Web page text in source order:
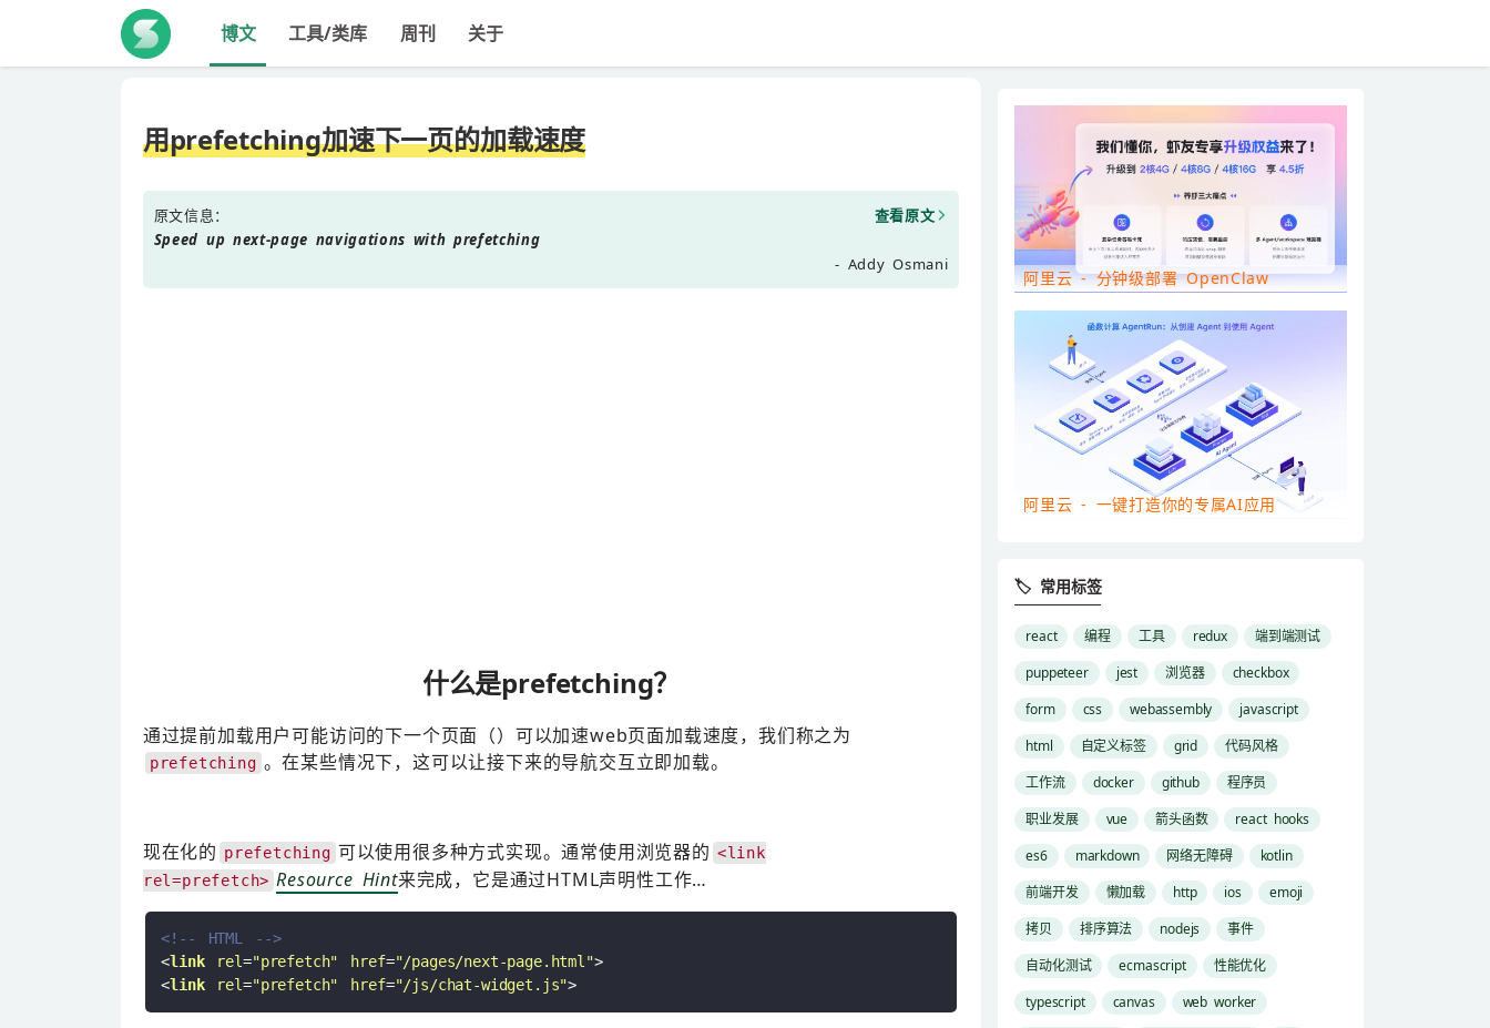
博文 工具/类库 周刊 关于
用prefetching加速下一页的加载速度
原文信息：
查看原文
Speed up next-page navigations with prefetching
- Addy Osmani
什么是prefetching？
通过提前加载用户可能访问的下一个页面（）可以加速web页面加载速度，我们称之为
prefetching 。在某些情况下，这可以让接下来的导航交互立即加载。
现在化的 prefetching 可以使用很多种方式实现。通常使用浏览器的 <link
rel=prefetch> Resource Hint来完成，它是通过HTML声明性工作…
<!-- HTML -->
<link rel="prefetch" href="/pages/next-page.html">
<link rel="prefetch" href="/js/chat-widget.js">
阿里云 - 分钟级部署 OpenClaw
阿里云 - 一键打造你的专属AI应用
🏷 常用标签
react 编程 工具 redux
端到端测试
puppeteer
jest 浏览器
checkbox
form
css webassembly
javascript
html
自定义标签 grid
代码风格
工作流
docker github
程序员
职业发展
vue 箭头函数
react hooks
es6
markdown 网络无障碍
kotlin
前端开发
懒加载 http ios
emoji
拷贝
排序算法 nodejs
事件
自动化测试
ecmascript
性能优化
typescript
canvas
web worker